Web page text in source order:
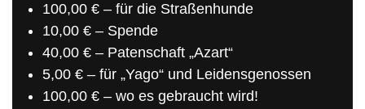
100,00 € – für die Straßenhunde
10,00 € – Spende
40,00 € – Patenschaft „Azart“
5,00 € – für „Yago“ und Leidensgenossen
100,00 € – wo es gebraucht wird!